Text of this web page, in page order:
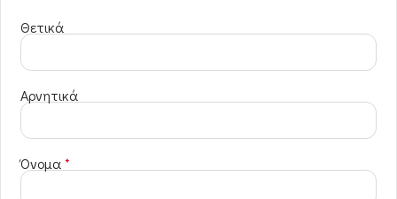
Θετικά
Αρνητικά
Όνομα*